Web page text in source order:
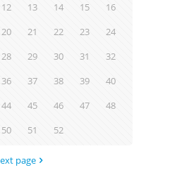
12 13 14 15
16
20 21 22 23
24
28 29 30 31
32
36 37 38 39
40
44 45 46 47
48
50 51 52
page